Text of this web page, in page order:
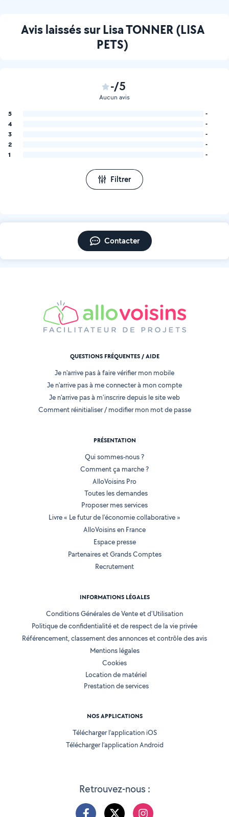
Avis laissés sur Lisa TONNER (LISA
PETS)
-/5
Aucun avis
5
-
4
-
3
-
2
-
1
-
Filtrer
Contacter
Retrouvez-nous :
QUESTIONS FRÉQUENTES / AIDE
Je n'arrive pas à faire vérifier mon mobile
Je n'arrive pas à me connecter à mon compte
Je n'arrive pas à m'inscrire depuis le site web
Comment réinitialiser / modifier mon mot de passe
PRÉSENTATION
Qui sommes-nous ?
Comment ça marche ?
AlloVoisins Pro
Toutes les demandes
Proposer mes services
Livre « Le futur de l'économie collaborative »
AlloVoisins en France
Espace presse
Partenaires et Grands Comptes
Recrutement
INFORMATIONS LÉGALES
Conditions Générales de Vente et d'Utilisation
Politique de confidentialité et de respect de la vie privée
Référencement, classement des annonces et contrôle des avis
Mentions légales
Cookies
Location de matériel
Prestation de services
NOS APPLICATIONS
Télécharger l’application iOS
Télécharger l’application Android